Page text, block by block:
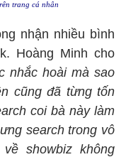
trang cá nhân
nhận nhiều bình
Hoàng Minh cho
nhắc hoài mà sao
cũng đã từng tốn
coi bà này làm
search trong vô
showbiz không